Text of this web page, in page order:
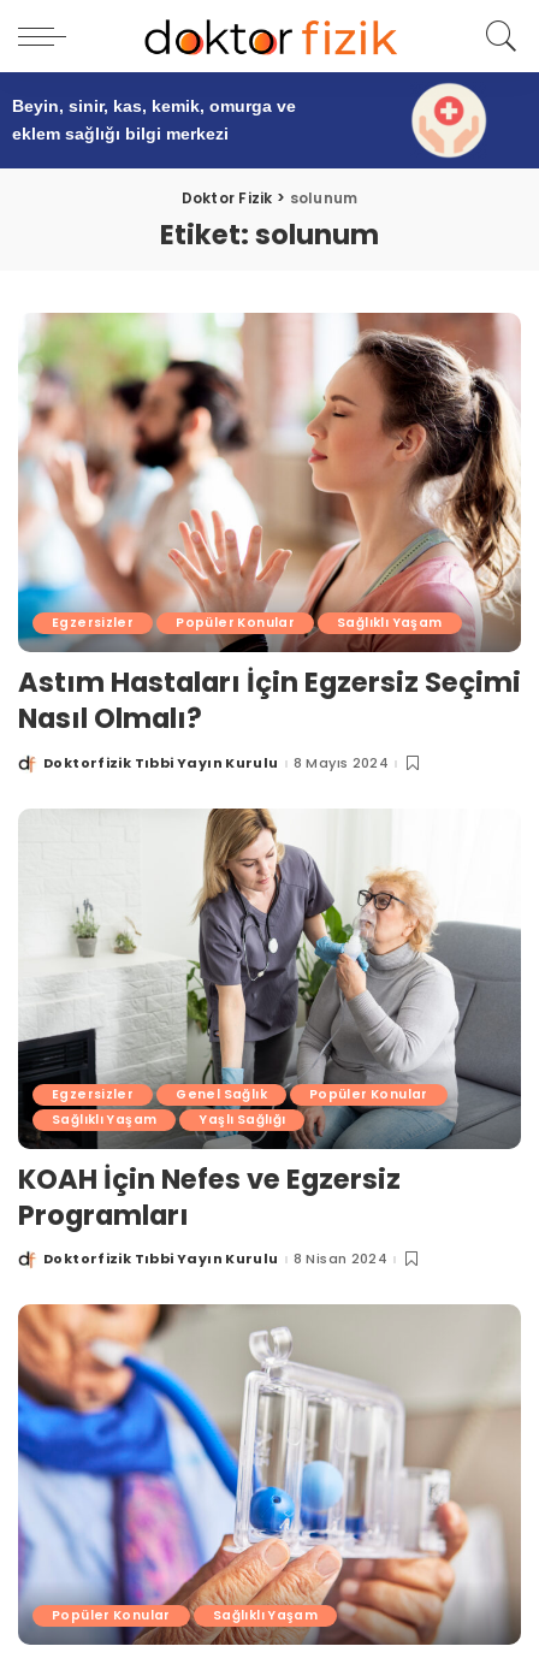
Beyin, sinir, kas, kemik, omurga ve
eklem sağlığı bilgi merkezi
Doktor Fizik > solunum
Etiket:solunum
Egzersizler Popüler Konular Sağlıklı Yaşam
Astım Hastaları İçin Egzersiz Seçimi
Nasıl Olmalı?
PostedDoktorfizik Tıbbi Yayın Kurulu 8 Mayıs 2024
Egzersizler Genel Sağlık
Popüler Konular
Sağlıklı Yaşam
Yaşlı Sağlığı
KOAH İçin Nefes ve Egzersiz
Programları
PostedDoktorfizik Tıbbi Yayın Kurulu 8 Nisan 2024
Popüler Konular Sağlıklı Yaşam